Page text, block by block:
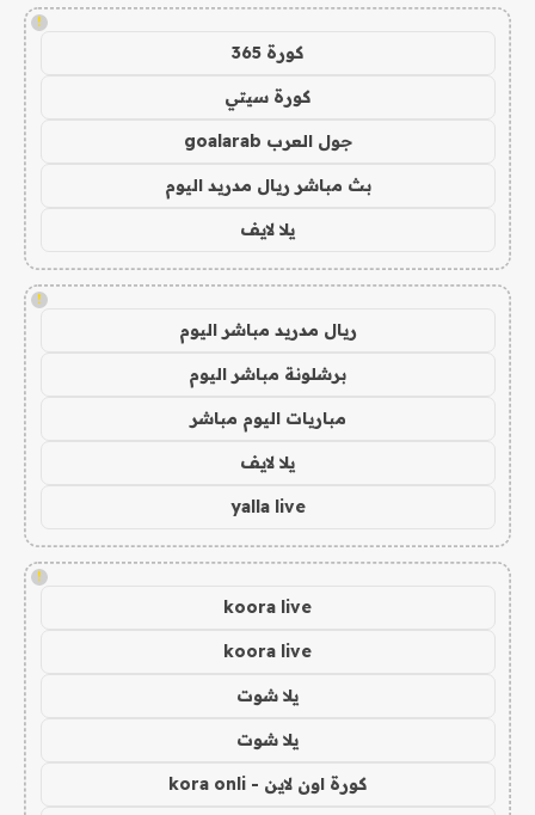
!
كورة 365
كورة سيتي
جول العرب goalarab
بث مباشر ريال مدريد اليوم
يلا لايف
!
ريال مدريد مباشر اليوم
برشلونة مباشر اليوم
مباريات اليوم مباشر
يلا لايف
yalla live
!
koora live
koora live
يلا شوت
يلا شوت
كورة اون لاين - kora onli